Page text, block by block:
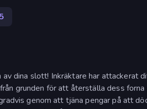
dina slott! Inkräktare har attackerat
grunden för att återställa dess forna
genom att tjäna pengar på att